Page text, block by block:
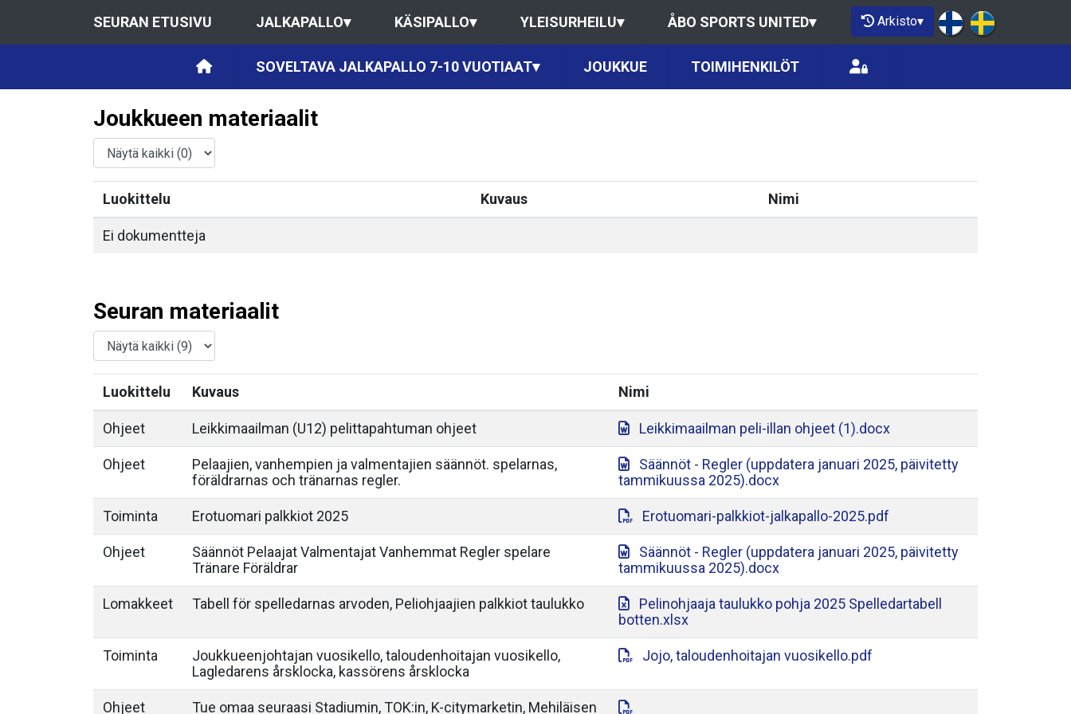
SEURAN ETUSIVU JALKAPALLO▾ KÄSIPALLO▾ YLEISURHEILU▾ ÅBO SPORTS UNITED▾ Arkisto▾
SOVELTAVA JALKAPALLO 7-10 VUOTIAAT▾ JOUKKUE TOIMIHENKILÖT
Joukkueen materiaalit
Luokittelu Kuvaus Nimi
Ei dokumentteja
Seuran materiaalit
Luokittelu Kuvaus Nimi
Ohjeet Leikkimaailman (U12) pelittapahtuman ohjeet Leikkimaailman peli-illan ohjeet (1).docx
Ohjeet
Pelaajien, vanhempien ja valmentajien säännöt. spelarnas,
föräldrarnas och tränarnas regler.
Säännöt - Regler (uppdatera januari 2025, päivitetty
tammikuussa 2025).docx
Toiminta Erotuomari palkkiot 2025 Erotuomari-palkkiot-jalkapallo-2025.pdf
Ohjeet
Säännöt Pelaajat Valmentajat Vanhemmat Regler spelare
Tränare Föräldrar
Säännöt - Regler (uppdatera januari 2025, päivitetty
tammikuussa 2025).docx
Lomakkeet Tabell för spelledarnas arvoden, Peliohjaajien palkkiot taulukko
Pelinohjaaja taulukko pohja 2025 Spelledartabell
botten.xlsx
Toiminta
Joukkueenjohtajan vuosikello, taloudenhoitajan vuosikello,
Lagledarens årsklocka, kassörens årsklocka
Jojo, taloudenhoitajan vuosikello.pdf
Ohjeet Tue omaa seuraasi Stadiumin, TOK:in, K-citymarketin, Mehiläisen